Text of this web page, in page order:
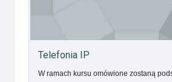
Telefonia IP
W ramach kursu omówione zostaną